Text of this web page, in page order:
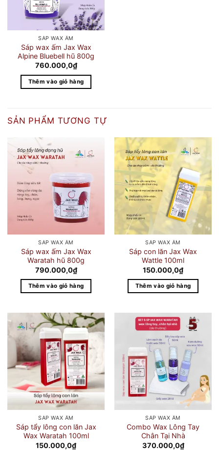
SÁP WAX ẤM
Sáp wax ấm Jax Wax
Alpine Bluebell hũ 800g
760.000,0₫
Thêm vào giỏ hàng
SẢN PHẨM TƯƠNG TỰ
SÁP WAX ẤM
Sáp wax ấm Jax Wax
Waratah hũ 800g
790.000,0₫
Thêm vào giỏ hàng
SÁP WAX ẤM
Sáp con lăn Jax Wax
Wattle 100ml
150.000,0₫
Thêm vào giỏ hàng
SÁP WAX ẤM
Sáp tẩy lông con lăn Jax
Wax Waratah 100ml
150.000,0₫
SÁP WAX ẤM
Combo Wax Lông Tay
Chân Tại Nhà
370.000,0₫